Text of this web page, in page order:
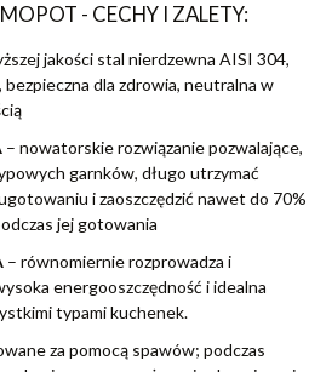
- CECHY I ZALETY:
jakości stal nierdzewna AISI 304,
bezpieczna dla zdrowia, neutralna w
– nowatorskie rozwiązanie pozwalające,
garnków, długo utrzymać
i zaoszczędzić nawet do 70%
jej gotowania
– równomiernie rozprowadza i
energooszczędność i idealna
typami kuchenek.
za pomocą spawów; podczas